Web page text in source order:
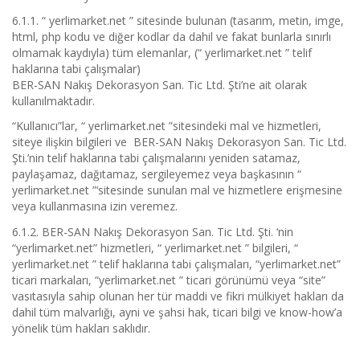
6.1.1. “ yerlimarket.net ” sitesinde bulunan (tasarım, metin, imge,
html, php kodu ve diğer kodlar da dahil ve fakat bunlarla sınırlı
olmamak kaydıyla) tüm elemanlar, (“ yerlimarket.net ” telif
haklarına tabi çalışmalar)
BER-SAN Nakış Dekorasyon San. Tic Ltd. Şti’ne ait olarak
kullanılmaktadır.
“Kullanıcı”lar, “ yerlimarket.net ”sitesindeki mal ve hizmetleri,
siteye ilişkin bilgileri ve BER-SAN Nakış Dekorasyon San. Tic Ltd.
Şti.’nin telif haklarına tabi çalışmalarını yeniden satamaz,
paylaşamaz, dağıtamaz, sergileyemez veya başkasının “
yerlimarket.net ”‘sitesinde sunulan mal ve hizmetlere erişmesine
veya kullanmasına izin veremez.
6.1.2. BER-SAN Nakış Dekorasyon San. Tic Ltd. Şti. ‘nin
“yerlimarket.net” hizmetleri, “ yerlimarket.net ” bilgileri, “
yerlimarket.net ” telif haklarına tabi çalışmaları, “yerlimarket.net”
ticari markaları, “yerlimarket.net ” ticari görünümü veya “site”
vasıtasıyla sahip olunan her tür maddi ve fikri mülkiyet hakları da
dahil tüm malvarlığı, ayni ve şahsi hak, ticari bilgi ve know-how’a
yönelik tüm hakları saklıdır.